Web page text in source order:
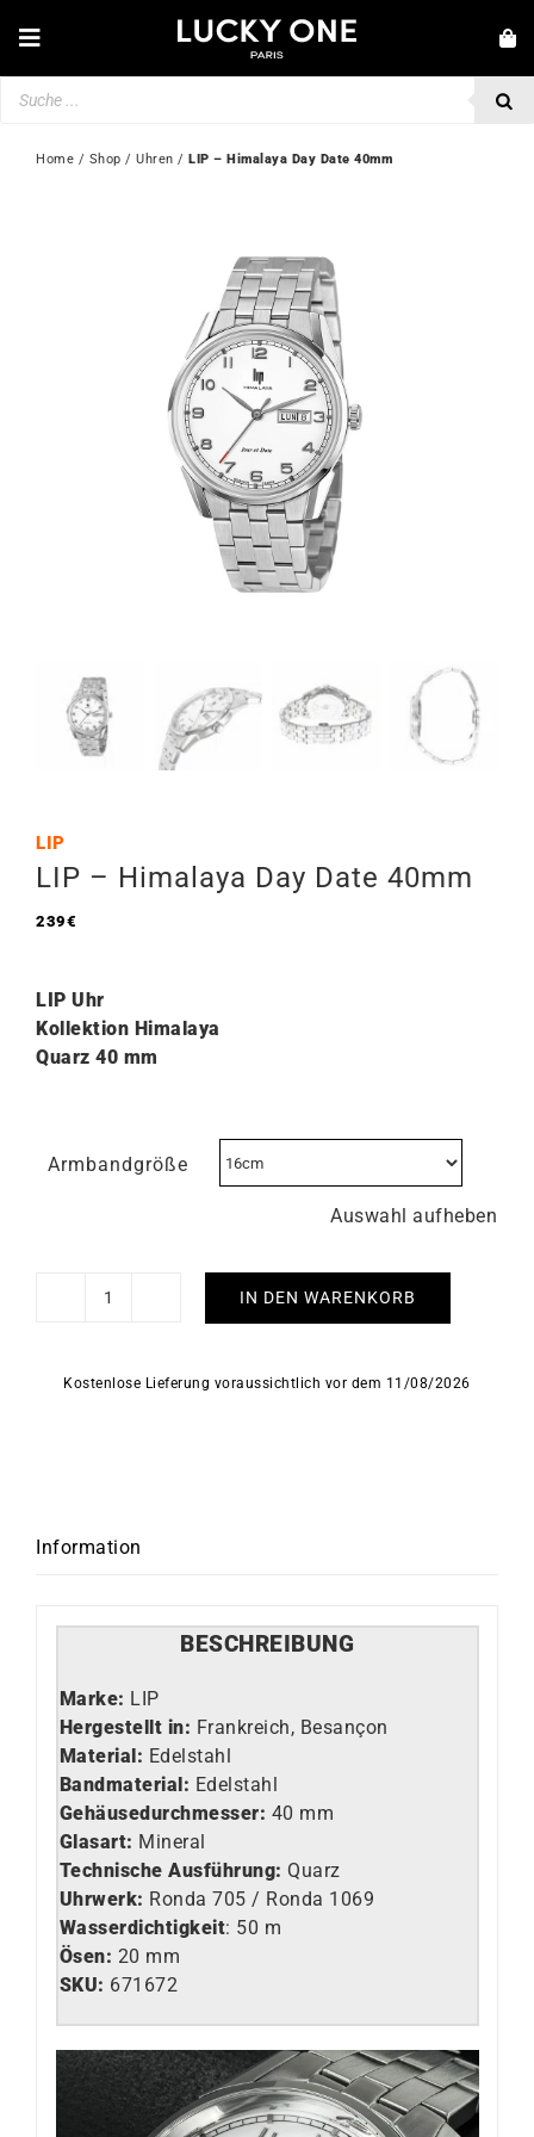
InhaltToggle
Navigation
💎 KUNDENSERVICE
Home / Shop / Uhren / LIP – Himalaya Day Date 40mm
LIP
LIP – Himalaya Day Date 40mm
239€
LIP Uhr
Kollektion Himalaya
Quarz 40 mm
Armbandgröße
Auswahl aufheben
LIP
Day
IN DEN WARENKORB
Kostenlose Lieferung voraussichtlich vor dem 11/08/2026
Information
BESCHREIBUNG
Marke: LIP
Hergestellt in: Frankreich, Besançon
Material: Edelstahl
Bandmaterial: Edelstahl
Gehäusedurchmesser: 40 mm
Glasart: Mineral
Technische Ausführung: Quarz
Uhrwerk: Ronda 705 / Ronda 1069
Wasserdichtigkeit: 50 m
Ösen: 20 mm
SKU: 671672